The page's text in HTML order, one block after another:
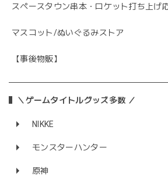
スペースタウン串本・ロケット打ち上げ
マスコット/ぬいぐるみストア
【事後物販】
＼ゲームタイトルグッズ多数 ／
NIKKE
モンスターハンター
原神